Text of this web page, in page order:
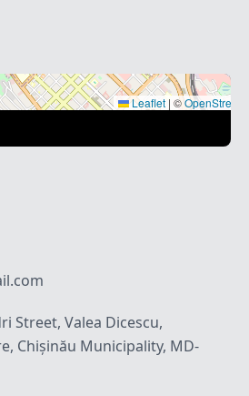
Leaflet | ©
Street, Valea Dicescu,
Chișinău Municipality, MD-